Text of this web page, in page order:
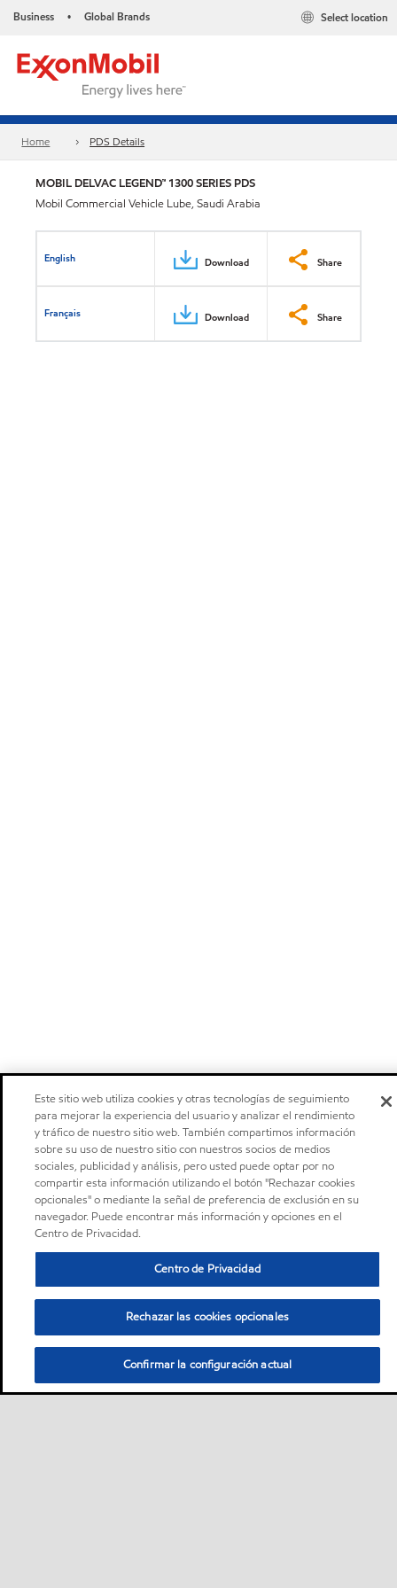
Business • Global Brands Select location
Home PDS Details
MOBIL DELVAC LEGEND™ 1300 SERIES PDS
Mobil Commercial Vehicle Lube, Saudi Arabia
English Download Share
Français Download Share
Este sitio web utiliza cookies y otras tecnologías de seguimiento
para mejorar la experiencia del usuario y analizar el rendimiento
y tráfico de nuestro sitio web. También compartimos información
sobre su uso de nuestro sitio con nuestros socios de medios
sociales, publicidad y análisis, pero usted puede optar por no
compartir esta información utilizando el botón "Rechazar cookies
opcionales" o mediante la señal de preferencia de exclusión en su
navegador. Puede encontrar más información y opciones en el
Centro de Privacidad.
Centro de Privacidad
Rechazar las cookies opcionales
Confirmar la configuración actual